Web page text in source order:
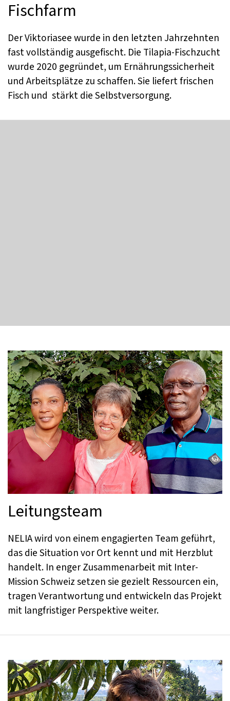
Fischfarm
Der Viktoriasee wurde in den letzten Jahrzehnten
fast vollständig ausgefischt. Die Tilapia-Fischzucht
wurde 2020 gegründet, um Ernährungssicherheit
und Arbeitsplätze zu schaffen. Sie liefert frischen
Fisch und stärkt die Selbstversorgung.
Leitungsteam
NELIA wird von einem engagierten Team geführt,
das die Situation vor Ort kennt und mit Herzblut
handelt. In enger Zusammenarbeit mit Inter-
Mission Schweiz setzen sie gezielt Ressourcen ein,
tragen Verantwortung und entwickeln das Projekt
mit langfristiger Perspektive weiter.